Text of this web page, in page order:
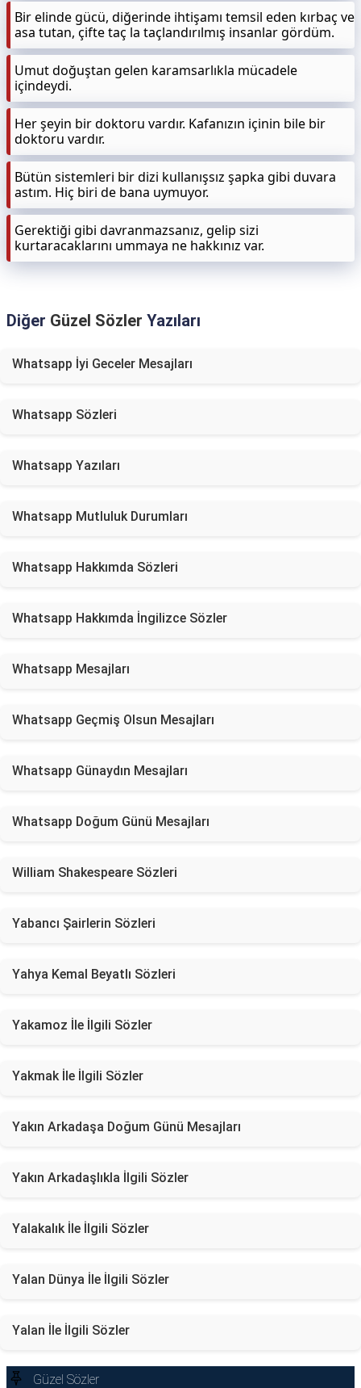
Bir elinde gücü, diğerinde ihtişamı temsil eden kırbaç ve
asa tutan, çifte taç la taçlandırılmış insanlar gördüm.
Umut doğuştan gelen karamsarlıkla mücadele
içindeydi.
Her şeyin bir doktoru vardır. Kafanızın içinin bile bir
doktoru vardır.
Bütün sistemleri bir dizi kullanışsız şapka gibi duvara
astım. Hiç biri de bana uymuyor.
Gerektiği gibi davranmazsanız, gelip sizi
kurtaracaklarını ummaya ne hakkınız var.
Diğer Güzel Sözler Yazıları
Whatsapp İyi Geceler Mesajları
Whatsapp Sözleri
Whatsapp Yazıları
Whatsapp Mutluluk Durumları
Whatsapp Hakkımda Sözleri
Whatsapp Hakkımda İngilizce Sözler
Whatsapp Mesajları
Whatsapp Geçmiş Olsun Mesajları
Whatsapp Günaydın Mesajları
Whatsapp Doğum Günü Mesajları
William Shakespeare Sözleri
Yabancı Şairlerin Sözleri
Yahya Kemal Beyatlı Sözleri
Yakamoz İle İlgili Sözler
Yakmak İle İlgili Sözler
Yakın Arkadaşa Doğum Günü Mesajları
Yakın Arkadaşlıkla İlgili Sözler
Yalakalık İle İlgili Sözler
Yalan Dünya İle İlgili Sözler
Yalan İle İlgili Sözler
Güzel Sözler